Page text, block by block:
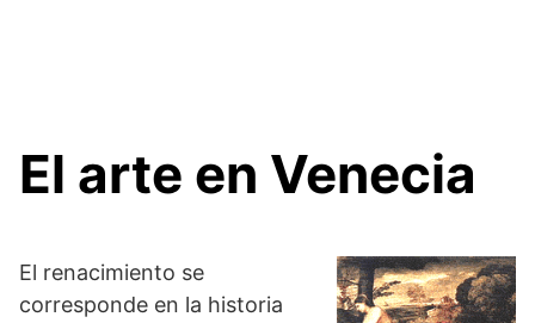
El arte en Venecia
El renacimiento se
corresponde en la historia